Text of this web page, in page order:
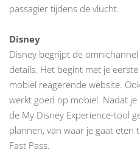
passagier tijdens de vlucht.
Disney
Disney begrijpt de
details. Het begint met je
mobiel reagerende website.
werkt goed op mobiel. Nadat
de My Disney Experience-tool
plannen, van waar je gaat eten
Fast Pass.